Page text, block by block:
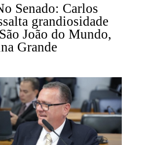
Senado: Carlos
grandiosidade
João do Mundo,
Grande